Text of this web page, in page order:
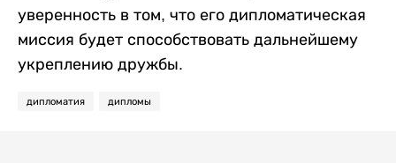
уверенность в том, что его дипломатическая
миссия будет способствовать дальнейшему
укреплению дружбы.
дипломатия дипломы